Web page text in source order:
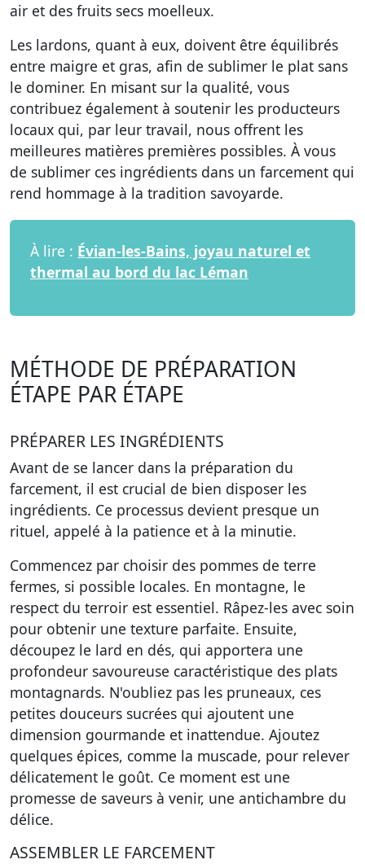
air et des fruits secs moelleux.
Les lardons, quant à eux, doivent être équilibrés
entre maigre et gras, afin de sublimer le plat sans
le dominer. En misant sur la qualité, vous
contribuez également à soutenir les producteurs
locaux qui, par leur travail, nous offrent les
meilleures matières premières possibles. À vous
de sublimer ces ingrédients dans un farcement qui
rend hommage à la tradition savoyarde.
À lire : Évian-les-Bains, joyau naturel et
thermal au bord du lac Léman
MÉTHODE DE PRÉPARATION
ÉTAPE PAR ÉTAPE
PRÉPARER LES INGRÉDIENTS
Avant de se lancer dans la préparation du
farcement, il est crucial de bien disposer les
ingrédients. Ce processus devient presque un
rituel, appelé à la patience et à la minutie.
Commencez par choisir des pommes de terre
fermes, si possible locales. En montagne, le
respect du terroir est essentiel. Râpez-les avec soin
pour obtenir une texture parfaite. Ensuite,
découpez le lard en dés, qui apportera une
profondeur savoureuse caractéristique des plats
montagnards. N'oubliez pas les pruneaux, ces
petites douceurs sucrées qui ajoutent une
dimension gourmande et inattendue. Ajoutez
quelques épices, comme la muscade, pour relever
délicatement le goût. Ce moment est une
promesse de saveurs à venir, une antichambre du
délice.
ASSEMBLER LE FARCEMENT